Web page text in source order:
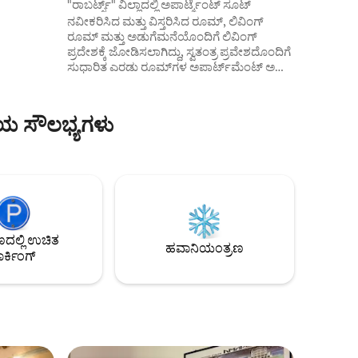
"ರಾಬರ್ಟ್ಸ್" ವಿಲ್ಲಾದಲ್ಲಿ ಅಪಾರ್ಟ್ಮೆಂಟ್ ಸೂಟ್
ನವೀಕರಿಸಿದ ಮತ್ತು ವಿಸ್ತರಿಸಿದ ರೂಮ್, ಲಿವಿಂಗ್
ರೂಮ್ ಮತ್ತು ಅಡುಗೆಮನೆಯೊಂದಿಗೆ ಲಿವಿಂಗ್
ಪ್ರದೇಶಕ್ಕೆ ಜೋಡಿಸಲಾಗಿದ್ದು, ಸ್ವತಂತ್ರ ಪ್ರವೇಶದೊಂದಿಗೆ
ಸುಧಾರಿತ ಎರಡು ರೂಮ್‌ಗಳ ಅಪಾರ್ಟ್‌ಮೆಂಟ್ ಅನ್ನು
ಹತ್ತಿರದಲ್ಲಿದೆ. ಸಾರಿಗೆ ಸೌಲಭ್ಯವನ್ನು ಹೊಂದಿರುವುದು
ಸೂಕ್ತ. ನೀವು ಎಸ್ಪ್ರೆಸೊ ಯಂತ್ರ, ಚಹಾ, ಕುಕೀಗಳು
ಮತ್ತು ಹಣ್ಣಿನ ರಸಗಳನ್ನು ಕಾಣಬಹುದು. ಮನೆಯು
ಸೌಲಭ್ಯಗಳು
ಉಚಿತ
ಹವಾನಿಯಂತ್ರಣ